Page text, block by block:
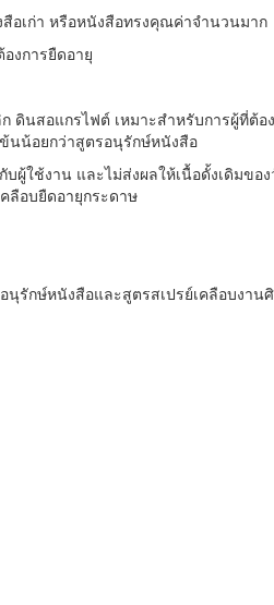
อเก่า หรือหนังสือทรงคุณค่าจำนวนมาก
งการยืดอายุ
นสอแกรไฟต์ เหมาะสำหรับการผู้ที่ต้อ
นน้อยกว่าสูตรอนุรักษ์หนังสือ
ผู้ใช้งาน และไม่ส่งผลให้เนื้อดั้งเดิมขอ
ลือบยืดอายุกระดาษ
รักษ์หนังสือและสูตรสเปรย์เคลือบงาน